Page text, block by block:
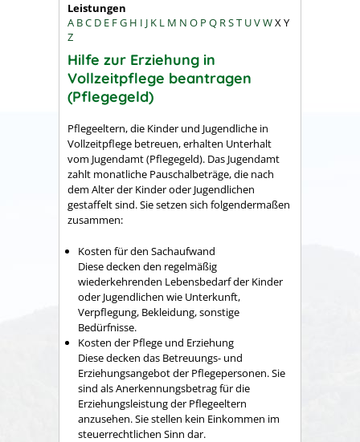
Leistungen
A BC D E FG H I J K L M N O P Q RST UVWXY
Z
Hilfe zur Erziehung in
Vollzeitpflege beantragen
(Pflegegeld)
Pflegeeltern, die Kinder und Jugendliche in
Vollzeitpflege betreuen, erhalten Unterhalt
vom Jugendamt (Pflegegeld). Das Jugendamt
zahlt monatliche Pauschalbeträge, die nach
dem Alter der Kinder oder Jugendlichen
gestaffelt sind. Sie setzen sich folgendermaßen
zusammen:
Kosten für den Sachaufwand
Diese decken den regelmäßig
wiederkehrenden Lebensbedarf der Kinder
oder Jugendlichen wie Unterkunft,
Verpflegung, Bekleidung, sonstige
Bedürfnisse.
Kosten der Pflege und Erziehung
Diese decken das Betreuungs- und
Erziehungsangebot der Pflegepersonen. Sie
sind als Anerkennungsbetrag für die
Erziehungsleistung der Pflegeeltern
anzusehen. Sie stellen kein Einkommen im
steuerrechtlichen Sinn dar.